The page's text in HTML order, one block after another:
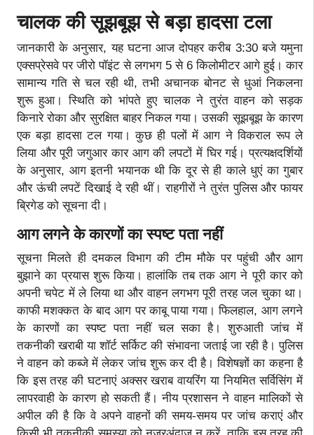
चालक की सूझबूझ से बड़ा हादसा टला
जानकारी के अनुसार, यह घटना आज दोपहर करीब 3:30 बजे यमुना
एक्सप्रेसवे पर जीरो पॉइंट से लगभग 5 से 6 किलोमीटर आगे हुई। कार
सामान्य गति से चल रही थी, तभी अचानक बोनट से धुआं निकलना
शुरू हुआ। स्थिति को भांपते हुए चालक ने तुरंत वाहन को सड़क
किनारे रोका और सुरक्षित बाहर निकल गया। उसकी सूझबूझ के कारण
एक बड़ा हादसा टल गया। कुछ ही पलों में आग ने विकराल रूप ले
लिया और पूरी जगुआर कार आग की लपटों में घिर गई। प्रत्यक्षदर्शियों
के अनुसार, आग इतनी भयानक थी कि दूर से ही काले धुएं का गुबार
और ऊंची लपटें दिखाई दे रही थीं। राहगीरों ने तुरंत पुलिस और फायर
ब्रिगेड को सूचना दी।
आग लगने के कारणों का स्पष्ट पता नहीं
सूचना मिलते ही दमकल विभाग की टीम मौके पर पहुंची और आग
बुझाने का प्रयास शुरू किया। हालांकि तब तक आग ने पूरी कार को
अपनी चपेट में ले लिया था और वाहन लगभग पूरी तरह जल चुका था।
काफी मशक्कत के बाद आग पर काबू पाया गया। फिलहाल, आग लगने
के कारणों का स्पष्ट पता नहीं चल सका है। शुरुआती जांच में
तकनीकी खराबी या शॉर्ट सर्किट की संभावना जताई जा रही है। पुलिस
ने वाहन को कब्जे में लेकर जांच शुरू कर दी है। विशेषज्ञों का कहना है
कि इस तरह की घटनाएं अक्सर खराब वायरिंग या नियमित सर्विसिंग में
लापरवाही के कारण हो सकती हैं। नीय प्रशासन ने वाहन मालिकों से
अपील की है कि वे अपने वाहनों की समय-समय पर जांच कराएं और